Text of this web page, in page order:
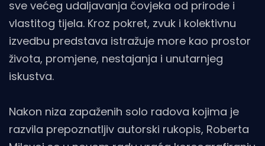
sve većeg udaljavanja čovjeka od prirode i
vlastitog tijela. Kroz pokret, zvuk i kolektivnu
izvedbu predstava istražuje more kao prostor
života, promjene, nestajanja i unutarnjeg
iskustva.
Nakon niza zapaženih solo radova kojima je
razvila prepoznatljiv autorski rukopis, Roberta